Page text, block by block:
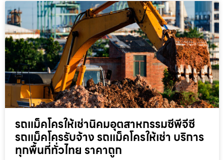
รถแม็คโครให้เช่านิคมอุตสาหกรรมซีพีจีซี
รถแม็คโครรับจ้าง รถแม็คโครให้เช่า บริการ
ทุกพื้นที่ทั่วไทย ราคาถูก